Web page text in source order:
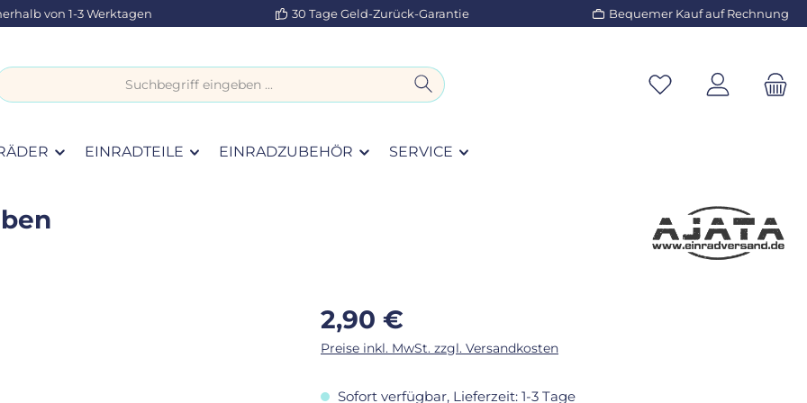
von 1-3 Werktagen 30 Tage Geld-Zurück-Garantie Bequemer Kauf auf Rechnung
EINRADTEILE EINRADZUBEHÖR SERVICE
Regulärer Preis:
2,90 €
Preise inkl. MwSt. zzgl. Versandkosten
Sofort verfügbar, Lieferzeit: 1-3 Tage